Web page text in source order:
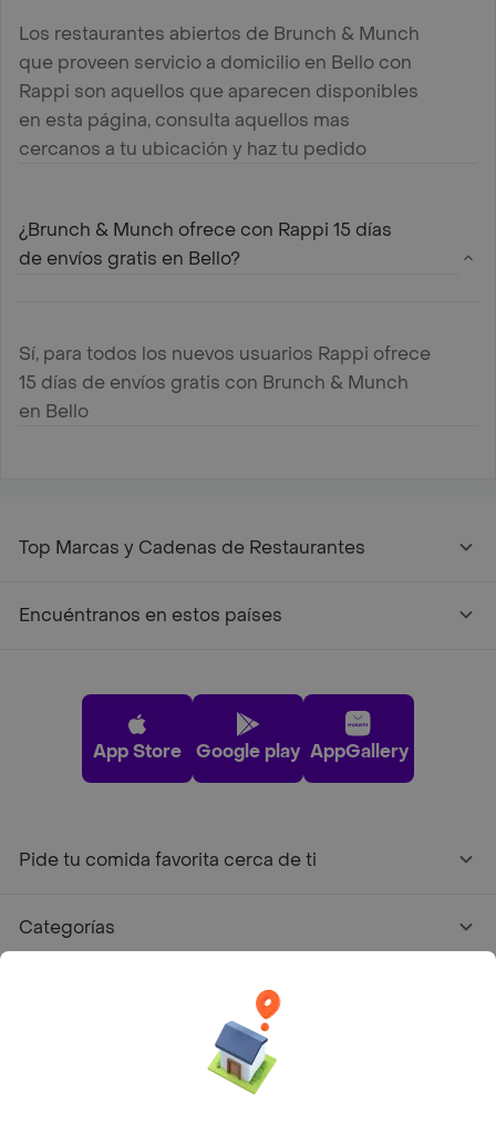
Los restaurantes abiertos de Brunch & Munch
que proveen servicio a domicilio en Bello con
Rappi son aquellos que aparecen disponibles
en esta página, consulta aquellos mas
cercanos a tu ubicación y haz tu pedido
¿Brunch & Munch ofrece con Rappi 15 días
de envíos gratis en Bello?
Sí, para todos los nuevos usuarios Rappi ofrece
15 días de envíos gratis con Brunch & Munch
en Bello
Top Marcas y Cadenas de Restaurantes
Encuéntranos en estos países
App Store Google play AppGallery
Pide tu comida favorita cerca de ti
Categorías